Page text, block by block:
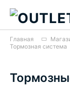
Главная
Тормозная система